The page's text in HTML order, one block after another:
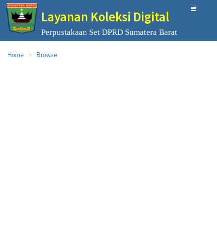
Layanan Koleksi Digital
Perpustakaan Set DPRD Sumatera Barat
Home Browse